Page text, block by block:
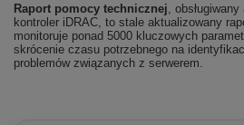
Raport pomocy technicznej ,
kontroler iDRAC, to stale aktualizowany
monitoruje ponad 5000 kluczowych
skrócenie czasu potrzebnego na
problemów związanych z serwerem.